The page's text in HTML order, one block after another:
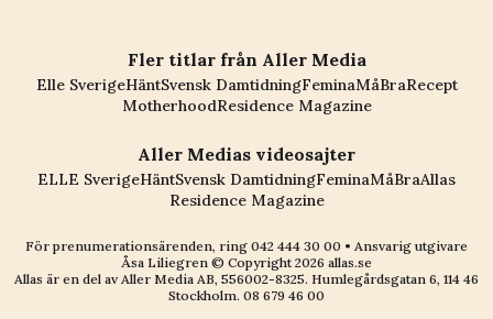
Fler titlar från Aller Media
Elle SverigeHäntSvensk DamtidningFeminaMåBraRecept
MotherhoodResidence Magazine
Aller Medias videosajter
ELLE SverigeHäntSvensk DamtidningFeminaMåBraAllas
Residence Magazine
För prenumerationsärenden, ring 042 444 30 00 • Ansvarig utgivare
Åsa Liliegren © Copyright2026 allas.se
Allas är en del av Aller Media AB, 556002-8325. Humlegårdsgatan 6, 114 46
Stockholm. 08 679 46 00